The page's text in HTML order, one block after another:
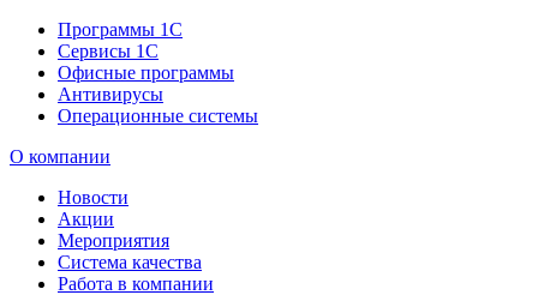
Программы 1С
Сервисы 1С
Офисные программы
Антивирусы
Операционные системы
О компании
Новости
Акции
Мероприятия
Система качества
Работа в компании